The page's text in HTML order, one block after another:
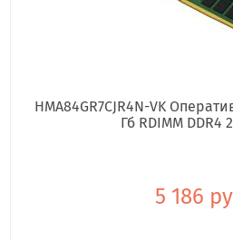
HMA84GR7CJR4N-VK
Гб RDIMM DDR4
5 186